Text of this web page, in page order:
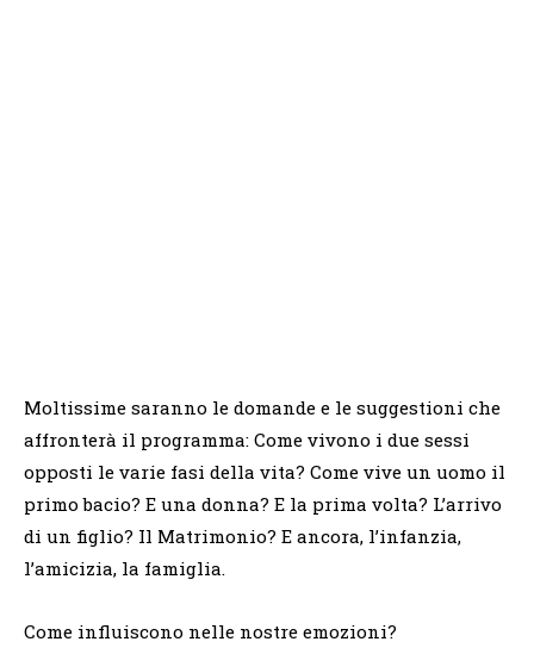
Moltissime saranno le domande e le suggestioni che
affronterà il programma: Come vivono i due sessi
opposti le varie fasi della vita? Come vive un uomo il
primo bacio? E una donna? E la prima volta? L’arrivo
di un figlio? Il Matrimonio? E ancora, l’infanzia,
l’amicizia, la famiglia.
Come influiscono nelle nostre emozioni?